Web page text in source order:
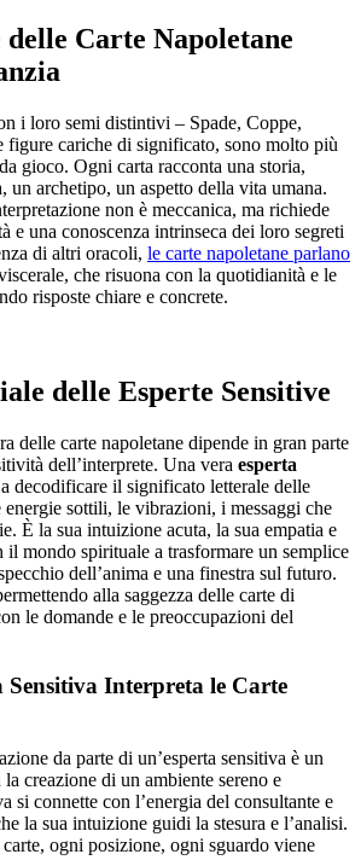
Carte Napoletane
i loro semi distintivi – Spade, Coppe,
figure cariche di significato, sono molto più
gioco. Ogni carta racconta una storia,
un archetipo, un aspetto della vita umana.
non è meccanica, ma richiede
e una conoscenza intrinseca dei loro segreti
di altri oracoli, le carte napoletane parlano
che risuona con la quotidianità e le
risposte chiare e concrete.
delle Esperte Sensitive
delle carte napoletane dipende in gran parte
dell’interprete. Una vera esperta
decodificare il significato letterale delle
energie sottili, le vibrazioni, i messaggi che
È la sua intuizione acuta, la sua empatia e
il mondo spirituale a trasformare un semplice
dell’anima e una finestra sul futuro.
alla saggezza delle carte di
le domande e le preoccupazioni del
Sensitiva Interpreta le Carte
da parte di un’esperta sensitiva è un
creazione di un ambiente sereno e
si connette con l’energia del consultante e
la sua intuizione guidi la stesura e l’analisi.
ogni posizione, ogni sguardo viene